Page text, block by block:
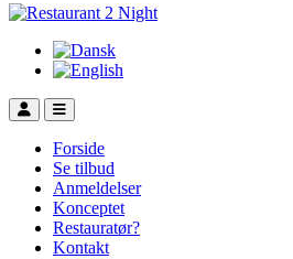
Forside
Se tilbud
Anmeldelser
Konceptet
Restauratør?
Kontakt